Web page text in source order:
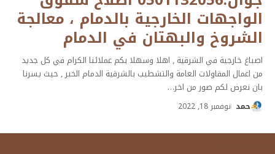
الواجهات الخارجية بالدمام ، معالجة
الشروخ والبهتان في الدمام
اصباغ خارجية في الشرقية , اهلا وسهلا بكم عملائنا الكرام في كل جديد
من اعمال المقاولات العامة والتشطيب بالشرقية الدمام الخبر , حيث يسرنا
بان نعرض لكم صور من اخر…
حمد نوفمبر 18, 2022